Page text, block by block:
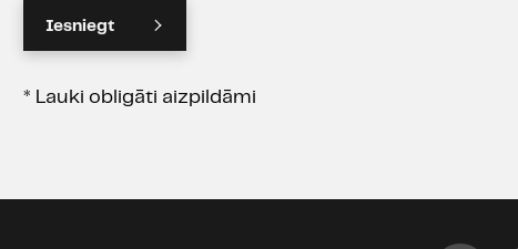
Iesniegt
* Lauki obligāti aizpildāmi